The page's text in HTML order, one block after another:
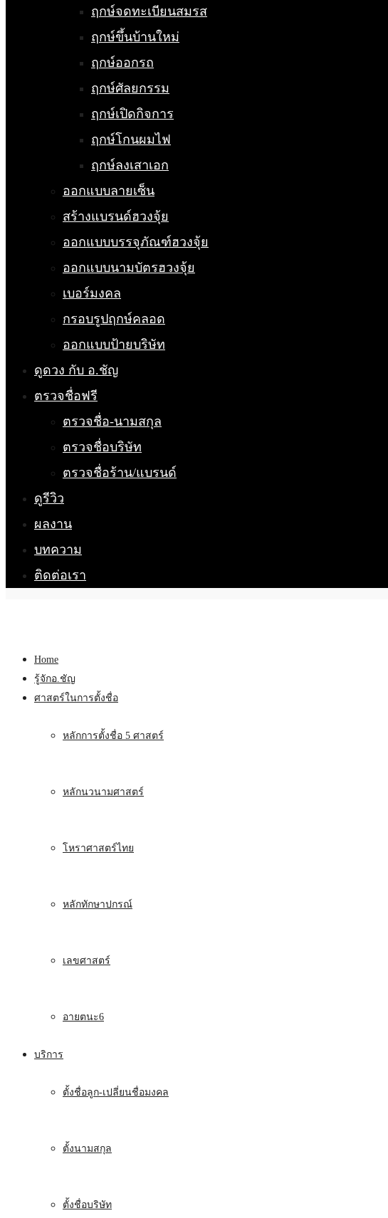
ฤกษ์จดทะเบียนสมรส
ฤกษ์ขึ้นบ้านใหม่
ฤกษ์ออกรถ
ฤกษ์ศัลยกรรม
ฤกษ์เปิดกิจการ
ฤกษ์โกนผมไฟ
ฤกษ์ลงเสาเอก
ออกแบบลายเซ็น
สร้างแบรนด์ฮวงจุ้ย
ออกแบบบรรจุภัณฑ์ฮวงจุ้ย
ออกแบบนามบัตรฮวงจุ้ย
เบอร์มงคล
กรอบรูปฤกษ์คลอด
ออกแบบป้ายบริษัท
ดูดวง กับ อ.ชัญ
ตรวจชื่อฟรี
ตรวจชื่อ-นามสกุล
ตรวจชื่อบริษัท
ตรวจชื่อร้าน/แบรนด์
ดูรีวิว
ผลงาน
บทความ
ติดต่อเรา
Home
รู้จักอ.ชัญ
ศาสตร์ในการตั้งชื่อ
หลักการตั้งชื่อ 5 ศาสตร์
หลักนวนามศาสตร์
โหราศาสตร์ไทย
หลักทักษาปกรณ์
เลขศาสตร์
อายตนะ6
บริการ
ตั้งชื่อลูก-เปลี่ยนชื่อมงคล
ตั้งนามสกุล
ตั้งชื่อบริษัท